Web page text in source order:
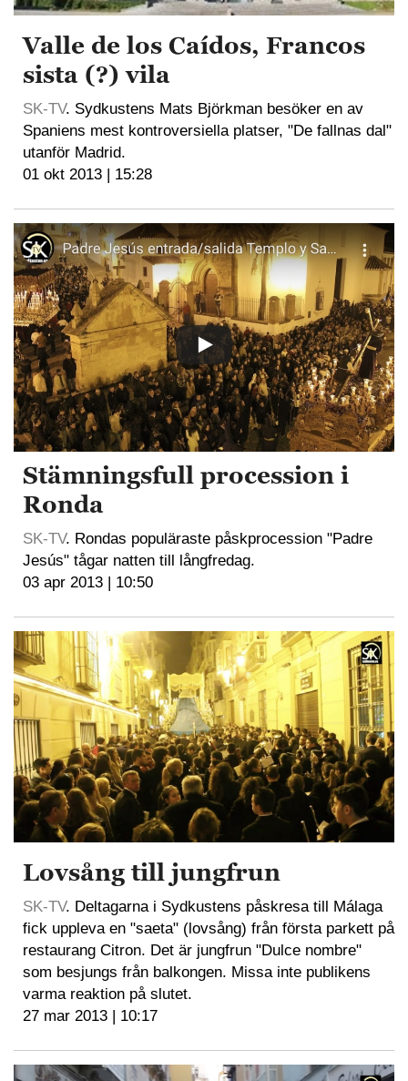
Valle de los Caídos, Francos
sista (?) vila
SK-TV. Sydkustens Mats Björkman besöker en av
Spaniens mest kontroversiella platser, "De fallnas dal"
utanför Madrid.
01 okt 2013 | 15:28
Stämningsfull procession i
Ronda
SK-TV. Rondas populäraste påskprocession "Padre
Jesús" tågar natten till långfredag.
03 apr 2013 | 10:50
Lovsång till jungfrun
SK-TV. Deltagarna i Sydkustens påskresa till Málaga
fick uppleva en "saeta" (lovsång) från första parkett på
restaurang Citron. Det är jungfrun "Dulce nombre"
som besjungs från balkongen. Missa inte publikens
varma reaktion på slutet.
27 mar 2013 | 10:17